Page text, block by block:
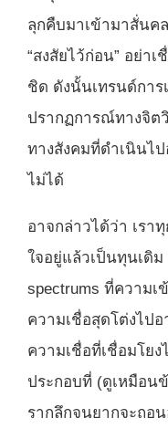
ลุกคืบมาเข้ามาสั่นค
“สงสัยไว้ก่อน” อย่า
ชิด ดังนั้นเทรนด์กา
ปรากฏการณ์ทางจิต
ทางสังคมที่ดำเนินไ
ไม่ได้
อาจกล่าวได้ว่า เร
ใจอยู่แล้วเป็นทุนเดิ
spectrums ที่ความ
ความเชื่อสุดโต่งไป
ความเชื่อที่เชื่อมโย
ประกอบที่ (ดูเหมือน
รากลึกจนยากจะถอ